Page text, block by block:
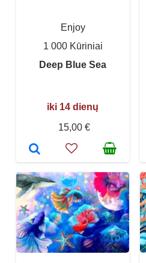
Enjoy
1 000 Kūriniai
Deep Blue Sea
iki 14 dienų
15,00 €